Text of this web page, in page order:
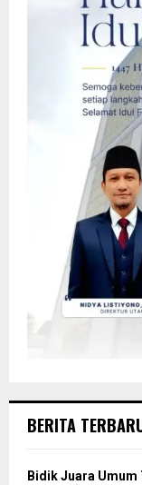
BERITA
Bidik Juara